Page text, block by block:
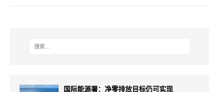
国际能源署：净零排放目标仍可实现